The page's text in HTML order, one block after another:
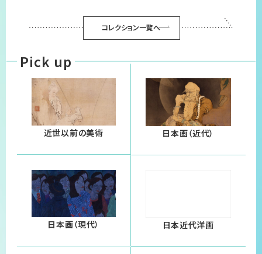
コレクション一覧へ
Pick up
近世以前の美術 日本画（近代）
日本画（現代） 日本近代洋画